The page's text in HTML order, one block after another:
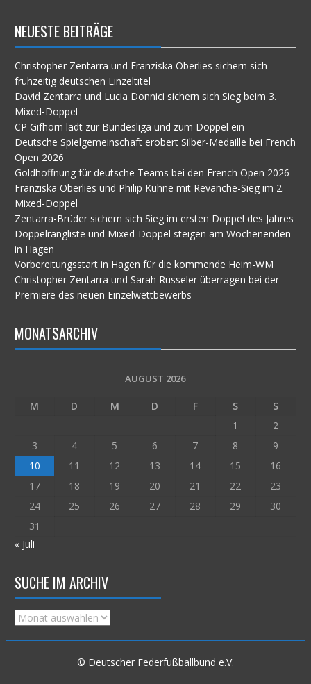
NEUESTE BEITRÄGE
Christopher Zentarra und Franziska Oberlies sichern sich
frühzeitig deutschen Einzeltitel
David Zentarra und Lucia Donnici sichern sich Sieg beim 3.
Mixed-Doppel
CP Gifhorn lädt zur Bundesliga und zum Doppel ein
Deutsche Spielgemeinschaft erobert Silber-Medaille bei French
Open 2026
Goldhoffnung für deutsche Teams bei den French Open 2026
Franziska Oberlies und Philip Kühne mit Revanche-Sieg im 2.
Mixed-Doppel
Zentarra-Brüder sichern sich Sieg im ersten Doppel des Jahres
Doppelrangliste und Mixed-Doppel steigen am Wochenenden
in Hagen
Vorbereitungsstart in Hagen für die kommende Heim-WM
Christopher Zentarra und Sarah Rüsseler überragen bei der
Premiere des neuen Einzelwettbewerbs
MONATSARCHIV
AUGUST 2026
M D M D F S
S
1
2
3
4 5 6 7 8
9
10
11 12 13 14 15
16
17
18 19 20 21 22
23
24
25 26 27 28 29
30
31
« Juli
SUCHE IM ARCHIV
Suche
© Deutscher Federfußballbund e.V.